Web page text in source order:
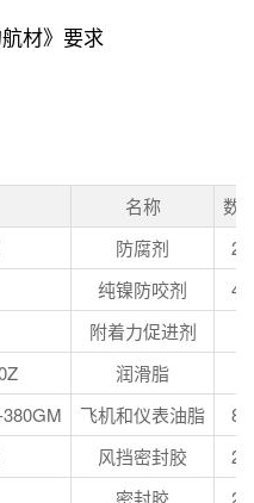
材》要求
名称
数
防腐剂
20
纯镍防咬剂
40
附着力促进剂
润滑脂
飞机和仪表油脂
80
风挡密封胶
25
密封胶
25